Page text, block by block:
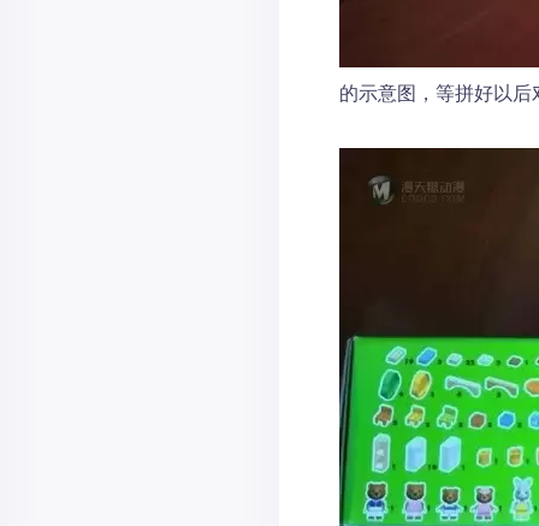
的示意图，等拼好以